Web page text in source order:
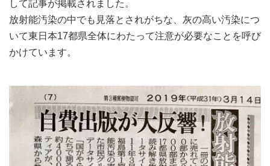
して記事が掲載されました。
放射能汚染の中でも見落とされがちな、灰の高い汚染につ
いて東日本17都県全体にわたって注意が必要なことを呼び
かけています。